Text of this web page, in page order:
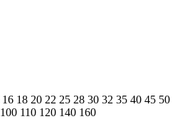
16 18 20 22 25 28 30 32 35 40 45 50
100 110 120 140 160